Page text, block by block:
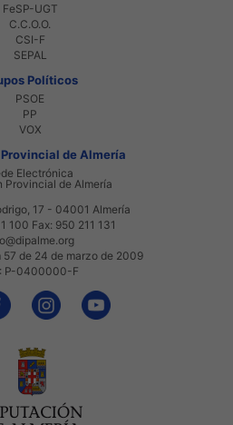
FeSP-UGT
C.C.O.O.
CSI-F
SEPAL
Políticos
PSOE
PP
VOX
de Almería
Electrónica
Provincial de Almería
17 - 04001 Almería
100 Fax: 950 211 131
57 de 24 de marzo de 2009
P-0400000-F